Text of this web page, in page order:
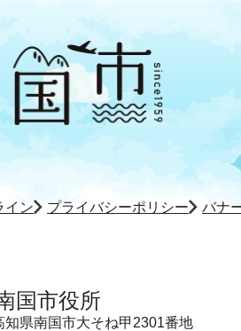
イン プライバシーポリシー バナ
国市役所
知県南国市大そね甲2301番地